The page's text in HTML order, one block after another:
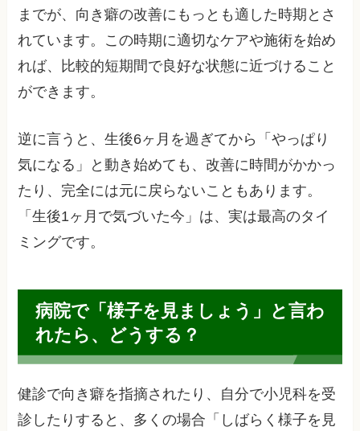
までが、向き癖の改善にもっとも適した時期とさ
れています。この時期に適切なケアや施術を始め
れば、比較的短期間で良好な状態に近づけること
ができます。
逆に言うと、生後6ヶ月を過ぎてから「やっぱり
気になる」と動き始めても、改善に時間がかかっ
たり、完全には元に戻らないこともあります。
「生後1ヶ月で気づいた今」は、実は最高のタイ
ミングです。
病院で「様子を見ましょう」と言わ
れたら、どうする？
健診で向き癖を指摘されたり、自分で小児科を受
診したりすると、多くの場合「しばらく様子を見